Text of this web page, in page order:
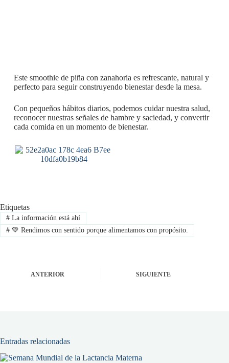
Este smoothie de piña con zanahoria es refrescante, natural y
perfecto para seguir construyendo bienestar desde la mesa.
Con pequeños hábitos diarios, podemos cuidar nuestra salud,
reconocer nuestras señales de hambre y saciedad, y convertir
cada comida en un momento de bienestar.
Etiquetas
#La información está ahí
#💚 Rendimos con sentido porque alimentamos con propósito.
ANTERIOR SIGUIENTE
Entradas relacionadas